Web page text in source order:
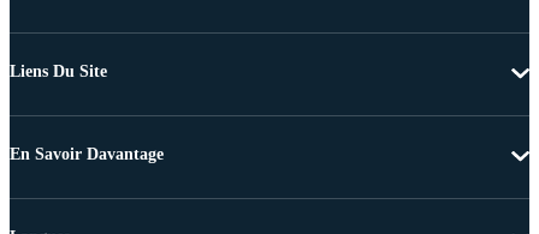
Liens Du Site
En Savoir Davantage